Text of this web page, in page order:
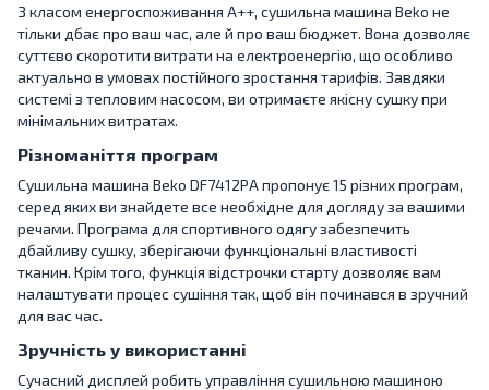
З класом енергоспоживання A++, сушильна машина Beko не
тільки дбає про ваш час, але й про ваш бюджет. Вона дозволяє
суттєво скоротити витрати на електроенергію, що особливо
актуально в умовах постійного зростання тарифів. Завдяки
системі з тепловим насосом, ви отримаєте якісну сушку при
мінімальних витратах.
Різноманіття програм
Сушильна машина Beko DF7412PA пропонує 15 різних програм,
серед яких ви знайдете все необхідне для догляду за вашими
речами. Програма для спортивного одягу забезпечить
дбайливу сушку, зберігаючи функціональні властивості
тканин. Крім того, функція відстрочки старту дозволяє вам
налаштувати процес сушіння так, щоб він починався в зручний
для вас час.
Зручність у використанні
Сучасний дисплей робить управління сушильною машиною